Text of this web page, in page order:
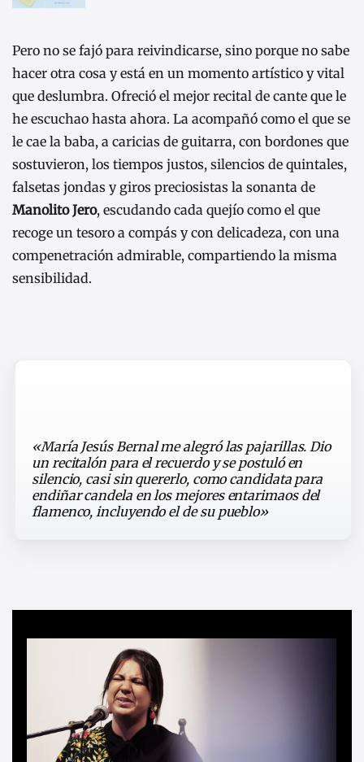
Pero no se fajó para reivindicarse, sino porque no sabe
hacer otra cosa y está en un momento artístico y vital
que deslumbra. Ofreció el mejor recital de cante que le
he escuchao hasta ahora. La acompañó como el que se
le cae la baba, a caricias de guitarra, con bordones que
sostuvieron, los tiempos justos, silencios de quintales,
falsetas jondas y giros preciosistas la sonanta de
Manolito Jero, escudando cada quejío como el que
recoge un tesoro a compás y con delicadeza, con una
compenetración admirable, compartiendo la misma
sensibilidad.
«María Jesús Bernal me alegró las pajarillas. Dio
un recitalón para el recuerdo y se postuló en
silencio, casi sin quererlo, como candidata para
endiñar candela en los mejores entarimaos del
flamenco, incluyendo el de su pueblo»